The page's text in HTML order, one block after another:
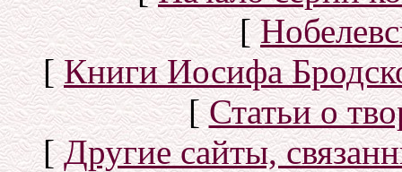
[
[Книги Иосифа
[Статьи о
[Другие сайты,